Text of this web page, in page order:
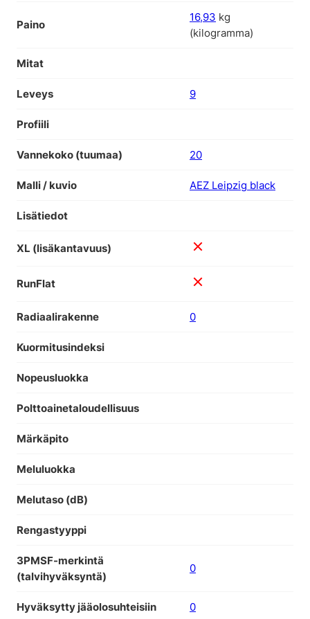
Paino
16,93 kg
(kilogramma)
Mitat
Leveys 9
Profiili
Vannekoko (tuumaa) 20
Malli / kuvio AEZ Leipzig black
Lisätiedot
XL (lisäkantavuus)
RunFlat
Radiaalirakenne 0
Kuormitusindeksi
Nopeusluokka
Polttoainetaloudellisuus
Märkäpito
Meluluokka
Melutaso (dB)
Rengastyyppi
3PMSF-merkintä
(talvihyväksyntä)
0
Hyväksytty jääolosuhteisiin 0